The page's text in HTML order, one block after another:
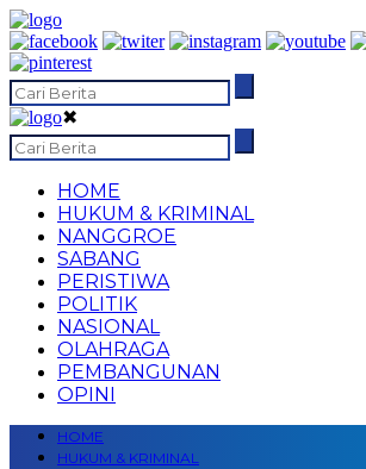
✖
HOME
HUKUM & KRIMINAL
NANGGROE
SABANG
PERISTIWA
POLITIK
NASIONAL
OLAHRAGA
PEMBANGUNAN
OPINI
HOME
HUKUM & KRIMINAL